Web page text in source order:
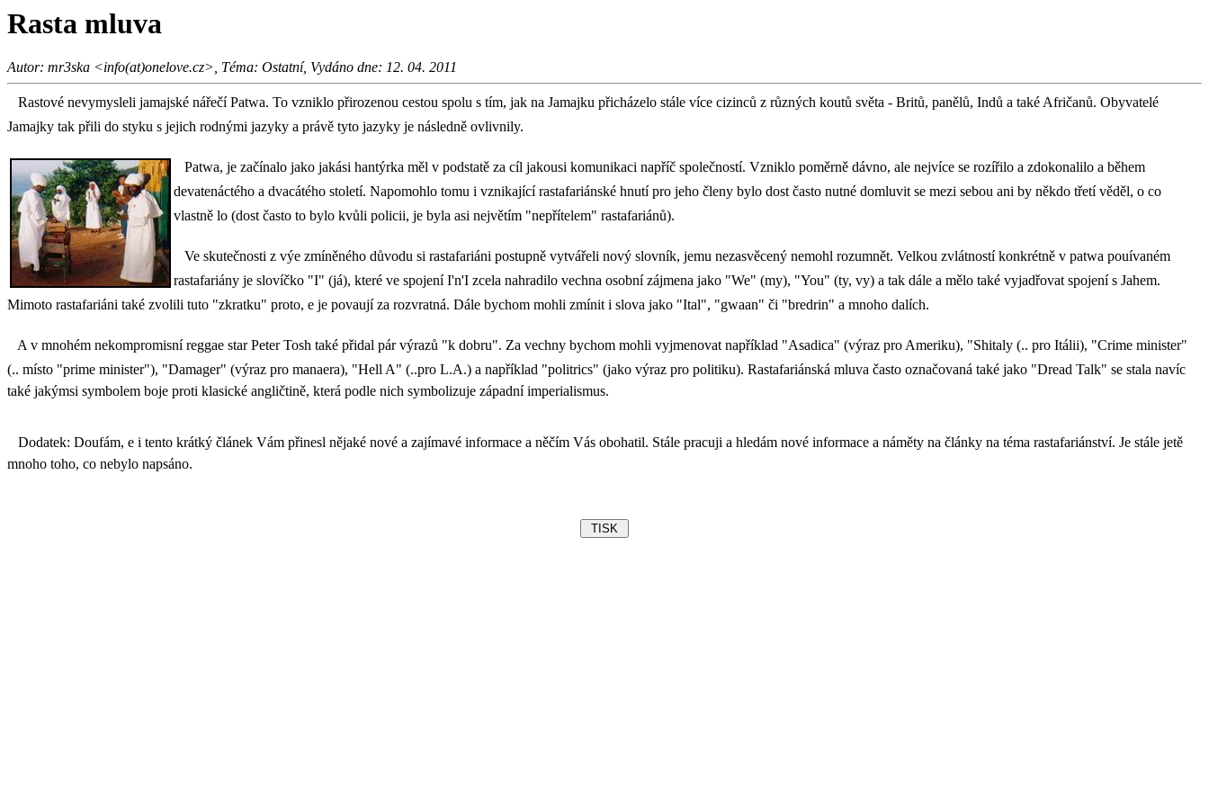
Rasta mluva
Autor: mr3ska <info(at)onelove.cz>, Téma: Ostatní, Vydáno dne: 12. 04. 2011
Rastové nevymysleli jamajské nářečí Patwa. To vzniklo přirozenou cestou spolu s tím, jak na Jamajku přicházelo stále více cizinců z různých koutů světa - Britů, panělů, Indů a také Afričanů. Obyvatelé
Jamajky tak přili do styku s jejich rodnými jazyky a právě tyto jazyky je následně ovlivnily.
Patwa, je začínalo jako jakási hantýrka měl v podstatě za cíl jakousi komunikaci napříč společností. Vzniklo poměrně dávno, ale nejvíce se rozířilo a zdokonalilo a během
devatenáctého a dvacátého století. Napomohlo tomu i vznikající rastafariánské hnutí pro jeho členy bylo dost často nutné domluvit se mezi sebou ani by někdo třetí věděl, o co
vlastně lo (dost často to bylo kvůli policii, je byla asi největím "nepřítelem" rastafariánů).
Ve skutečnosti z výe zmíněného důvodu si rastafariáni postupně vytvářeli nový slovník, jemu nezasvěcený nemohl rozumnět. Velkou zvlátností konkrétně v patwa pouívaném
rastafariány je slovíčko "I" (já), které ve spojení I'n'I zcela nahradilo vechna osobní zájmena jako "We" (my), "You" (ty, vy) a tak dále a mělo také vyjadřovat spojení s Jahem.
Mimoto rastafariáni také zvolili tuto "zkratku" proto, e je povaují za rozvratná. Dále bychom mohli zmínit i slova jako "Ital", "gwaan" či "bredrin" a mnoho dalích.
A v mnohém nekompromisní reggae star Peter Tosh také přidal pár výrazů "k dobru". Za vechny bychom mohli vyjmenovat například "Asadica" (výraz pro Ameriku), "Shitaly (.. pro Itálii), "Crime minister"
(.. místo "prime minister"), "Damager" (výraz pro manaera), "Hell A" (..pro L.A.) a například "politrics" (jako výraz pro politiku). Rastafariánská mluva často označovaná také jako "Dread Talk" se stala navíc
také jakýmsi symbolem boje proti klasické angličtině, která podle nich symbolizuje západní imperialismus.
Dodatek: Doufám, e i tento krátký článek Vám přinesl nějaké nové a zajímavé informace a něčím Vás obohatil. Stále pracuji a hledám nové informace a náměty na články na téma rastafariánství. Je stále jetě
mnoho toho, co nebylo napsáno.